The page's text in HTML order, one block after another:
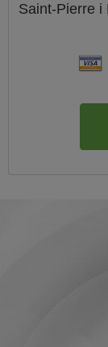
Saint-Pierre i